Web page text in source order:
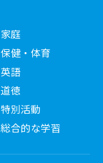
家庭
保健・体育
英語
道徳
特別活動
総合的な学習